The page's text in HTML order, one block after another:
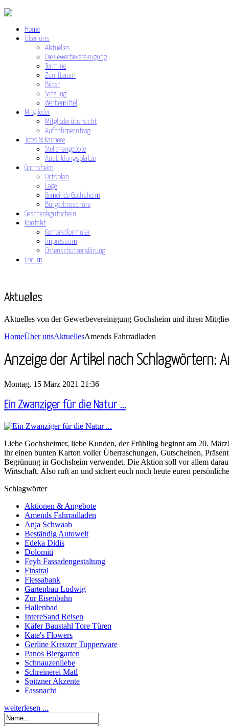
Home
Über uns
Aktuelles
Die Gewerbevereinigung
Termine
Zunftbaum
Bilder
Satzung
Werbemittel
Mitglieder
Mitgliederübersicht
Aufnahmeantrag
Jobs & Karriere
Stellenangebote
Ausbildungsplätze
Gochsheim
Ortsplan
Lage
Gemeinde Gochsheim
Bürgerbroschüre
Geschenkgutschein
Kontakt
Kontaktformular
Impressum
Datenschutzerklärung
Forum
Aktuelles
Aktuelles von der Gewerbevereinigung Gochsheim und ihren
HomeÜber unsAktuellesAmends Fahrradladen
Anzeige der Artikel nach Schlagwörtern:
Montag, 15 März 2021 21:36
Ein Zwanziger für die Natur ...
Liebe Gochsheimer, liebe Kunden, der Frühling beginnt am 20.
ihr einen bunten Karton voller Überraschungen, Gutscheinen,
Begrünung in Gochsheim verwendet. Die Aktion soll vor allem
Wirtschaft. Also ruft an und sichert euch noch heute euren
Schlagwörter
Aktionen & Angebote
Amends Fahrradladen
Anja Schwaab
Beständig Autowelt
Edeka Didis
Dolomiti
Feyh Fassadengestaltung
Finstral
Flessabank
Gartenbau Ludwig
Zur Eisenbahn
Hallenbad
IntereSand Reisen
Käfer Baustahl Tore Türen
Kate's Flowers
Gerline Kreuzer Tupperware
Panos Biergarten
Schnauzenliebe
Schreinerei Matl
Spitzner Akzente
Fassnacht
weiterlesen ...